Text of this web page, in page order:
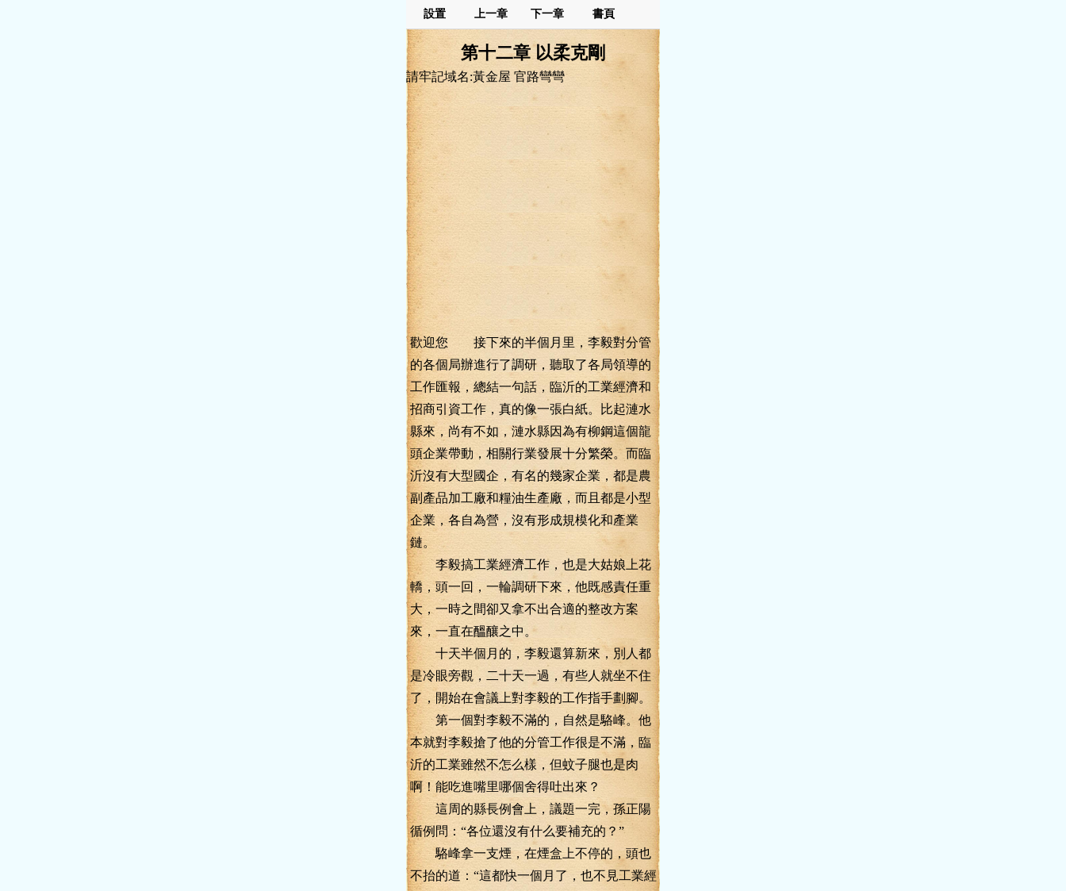
設置 上一章 下一章 書頁
第十二章 以柔克剛
請牢記域名:黃金屋 官路彎彎
歡迎您 接下來的半個月里，李毅對分管
的各個局辦進行了調研，聽取了各局領導的
工作匯報，總結一句話，臨沂的工業經濟和
招商引資工作，真的像一張白紙。比起漣水
縣來，尚有不如，漣水縣因為有柳鋼這個龍
頭企業帶動，相關行業發展十分繁榮。而臨
沂沒有大型國企，有名的幾家企業，都是農
副產品加工廠和糧油生產廠，而且都是小型
企業，各自為營，沒有形成規模化和產業
鏈。
李毅搞工業經濟工作，也是大姑娘上花
轎，頭一回，一輪調研下來，他既感責任重
大，一時之間卻又拿不出合適的整改方案
來，一直在醞釀之中。
十天半個月的，李毅還算新來，別人都
是冷眼旁觀，二十天一過，有些人就坐不住
了，開始在會議上對李毅的工作指手劃腳。
第一個對李毅不滿的，自然是駱峰。他
本就對李毅搶了他的分管工作很是不滿，臨
沂的工業雖然不怎么樣，但蚊子腿也是肉
啊！能吃進嘴里哪個舍得吐出來？
這周的縣長例會上，議題一完，孫正陽
循例問：“各位還沒有什么要補充的？”
駱峰拿一支煙，在煙盒上不停的，頭也
不抬的道：“這都快一個月了，也不見工業經